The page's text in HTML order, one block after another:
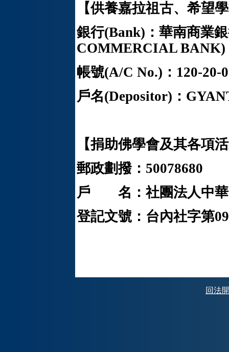
【供養嘉拉祖古、希望
銀行(Bank)：華南商業
COMMERCIAL BANK)
帳號(A/C No.)：120-20-
戶名(Depositor)：
【捐助佛學會及其各項
郵政劃撥：50078680
戶 名：社團法人中華
登記文號：台內社字第
回法